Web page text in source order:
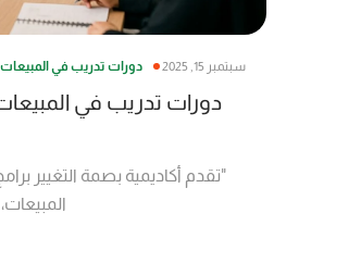
سبتمبر 15, 2025 دورات تدريب في المبيعات
دورات تدريب في
"تقدم أكاديمية بصمة التغيير